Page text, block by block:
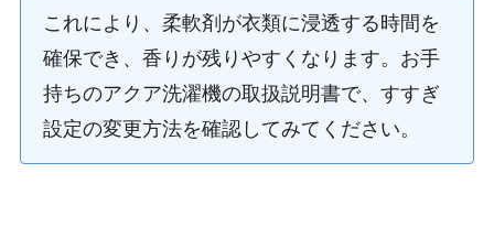
これにより、柔軟剤が衣類に浸透する時間を
確保でき、香りが残りやすくなります。お手
持ちのアクア洗濯機の取扱説明書で、すすぎ
設定の変更方法を確認してみてください。